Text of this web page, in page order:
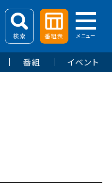
検索 番組表 メニュー
番組 イベント